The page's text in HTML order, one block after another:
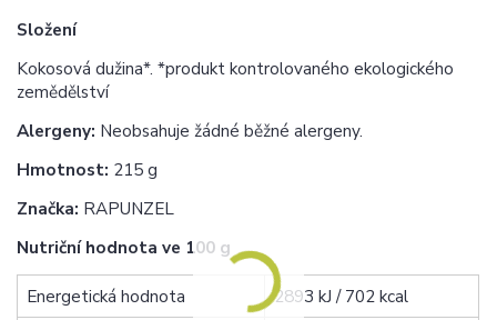
Složení
Kokosová dužina*. *produkt kontrolovaného ekologického
zemědělství
Alergeny: Neobsahuje žádné běžné alergeny.
Hmotnost: 215 g
Značka: RAPUNZEL
Nutriční hodnota ve 100 g
Energetická hodnota
2893 kJ / 702 kcal